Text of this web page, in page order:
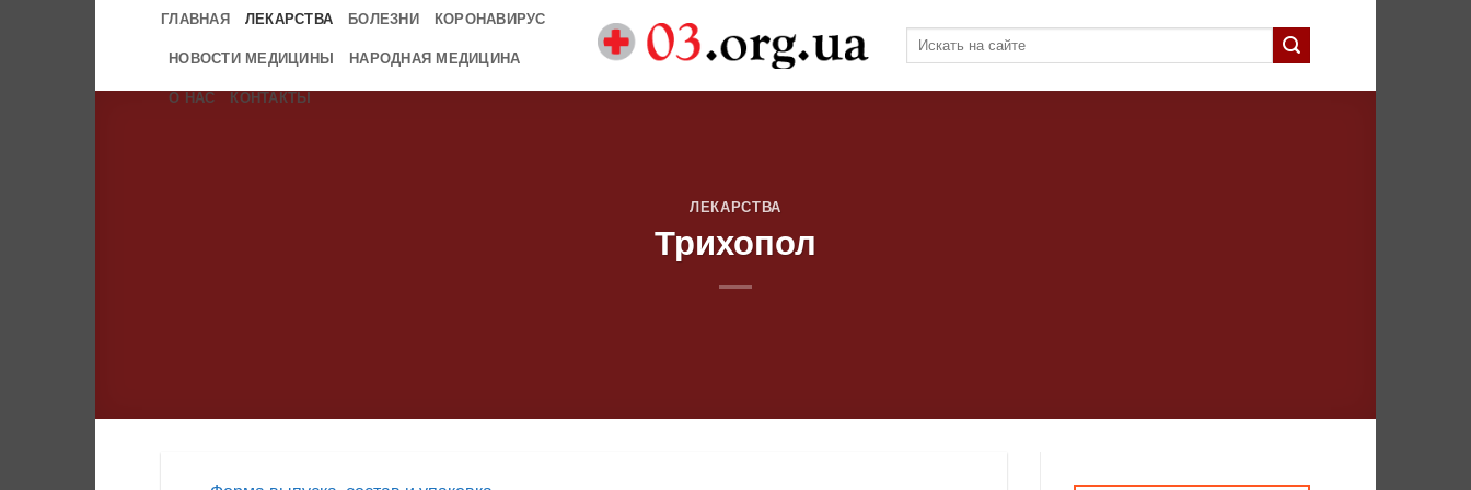
ГЛАВНАЯ ЛЕКАРСТВА БОЛЕЗНИ КОРОНАВИРУС
НОВОСТИ МЕДИЦИНЫ НАРОДНАЯ МЕДИЦИНА
О НАС КОНТАКТЫ
ЛЕКАРСТВА
Трихопол